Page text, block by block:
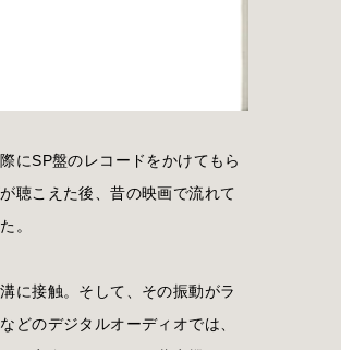
にSP盤のレコードをかけてもら
聴こえた後、昔の映画で流れて
。
に接触。そして、その振動がラ
どのデジタルオーディオでは、